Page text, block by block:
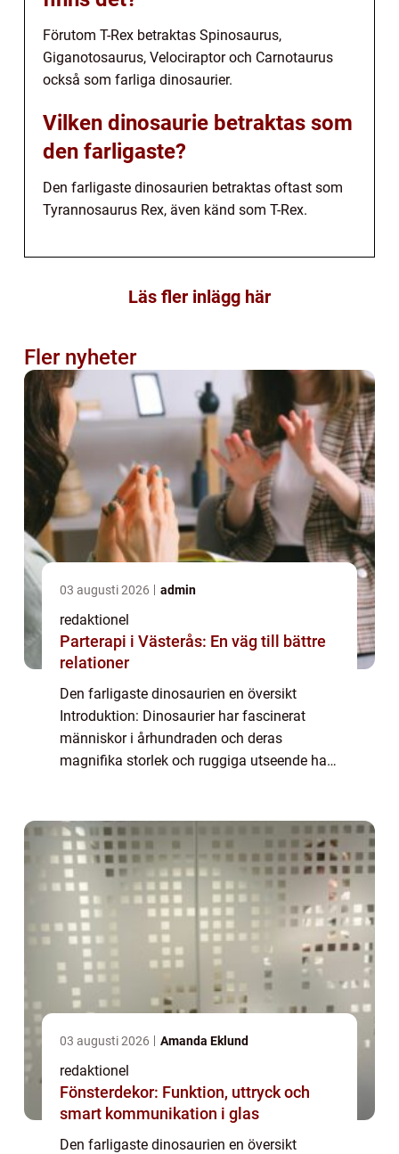
Förutom T-Rex betraktas Spinosaurus,
Giganotosaurus, Velociraptor och Carnotaurus
också som farliga dinosaurier.
Vilken dinosaurie betraktas som
den farligaste?
Den farligaste dinosaurien betraktas oftast som
Tyrannosaurus Rex, även känd som T-Rex.
Läs fler inlägg här
Fler nyheter
03 augusti 2026 admin
redaktionel
Parterapi i Västerås: En väg till bättre
relationer
Den farligaste dinosaurien en översikt
Introduktion: Dinosaurier har fascinerat
människor i århundraden och deras
magnifika storlek och ruggiga utseende har
utforska den fa...
03 augusti 2026 Amanda Eklund
redaktionel
Fönsterdekor: Funktion, uttryck och
smart kommunikation i glas
Den farligaste dinosaurien en översikt